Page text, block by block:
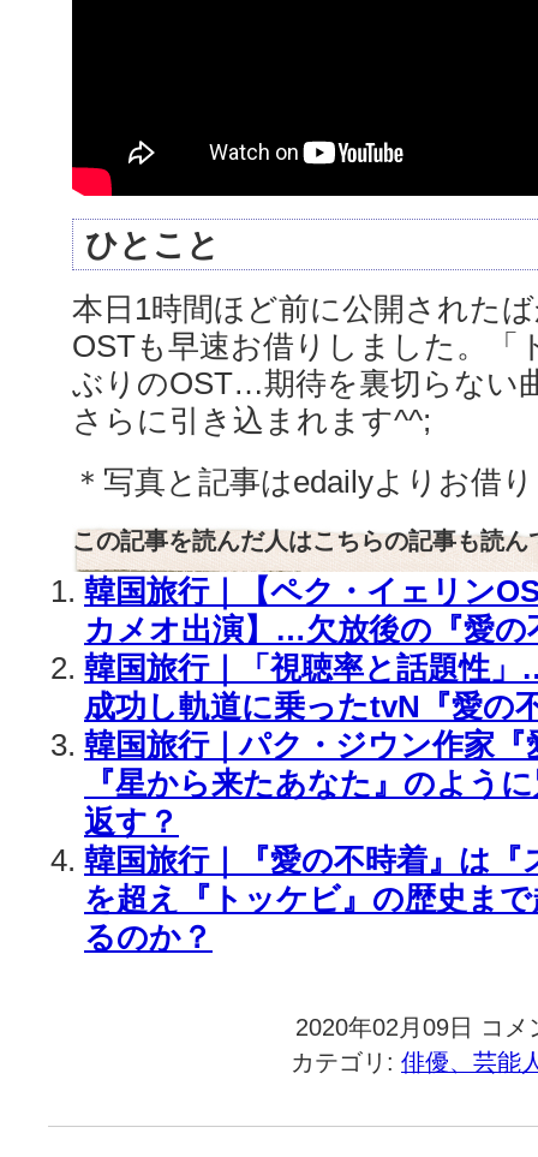
ひとこと
本日1時間ほど前に公開された
OSTも早速お借りしました。「
ぶりのOST…期待を裏切らない
さらに引き込まれます^^;
＊写真と記事はedailyよりお借
この記事を読んだ人はこちらの記事も読ん
韓国旅行｜【ペク・イェリン
カメオ出演】…欠放後の『愛の
韓国旅行｜「視聴率と話題性
成功し軌道に乗ったtvN『愛の
韓国旅行｜パク・ジウン作家
『星から来たあなた』のよう
返す？
韓国旅行｜『愛の不時着』は
を超え『トッケビ』の歴史ま
るのか？
2020年02月09日
韓
国
旅
｜
コメ
カテゴリ: 俳優、芸能